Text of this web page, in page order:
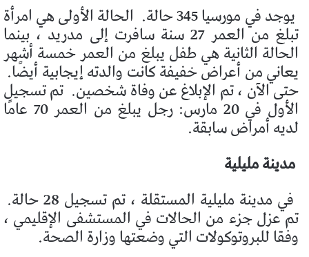
يوجد في مورسيا 345 حالة.
الحالة الأولى هي امرأة
تبلغ من العمر 27 سنة سافرت إلى مدريد ، بينما
الحالة الثانية هي طفل يبلغ من العمر خمسة أشهر
يعاني من أعراض خفيفة كانت والدته إيجابية أيضًا.
حتى الآن ، تم الإبلاغ عن وفاة شخصين. تم تسجيل
الأول في 20 مارس: رجل يبلغ من العمر 70 عامًا
لديه أمراض سابقة.
مدينة مليلية
في مدينة مليلية المستقلة ، تم تسجيل 28 حالة.
تم عزل جزء من الحالات في المستشفى الإقليمي ،
وفقا للبروتوكولات التي وضعتها وزارة الصحة.